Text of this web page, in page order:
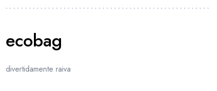
ecobag
divertidamente raiva